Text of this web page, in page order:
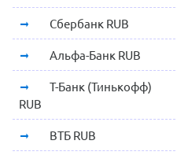
Сбербанк RUB
Альфа-Банк RUB
Т-Банк (Тинькофф)
RUB
ВТБ RUB